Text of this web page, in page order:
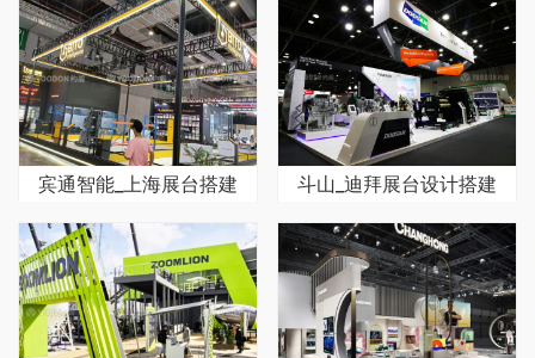
宾通智能_上海展台搭建 斗山_迪拜展台设计搭建